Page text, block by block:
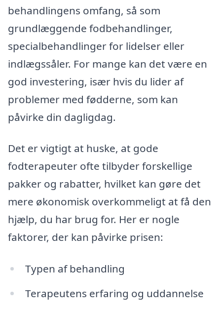
behandlingens omfang, så som
grundlæggende fodbehandlinger,
specialbehandlinger for lidelser eller
indlægssåler. For mange kan det være en
god investering, især hvis du lider af
problemer med fødderne, som kan
påvirke din dagligdag.
Det er vigtigt at huske, at gode
fodterapeuter ofte tilbyder forskellige
pakker og rabatter, hvilket kan gøre det
mere økonomisk overkommeligt at få den
hjælp, du har brug for. Her er nogle
faktorer, der kan påvirke prisen:
Typen af behandling
Terapeutens erfaring og uddannelse